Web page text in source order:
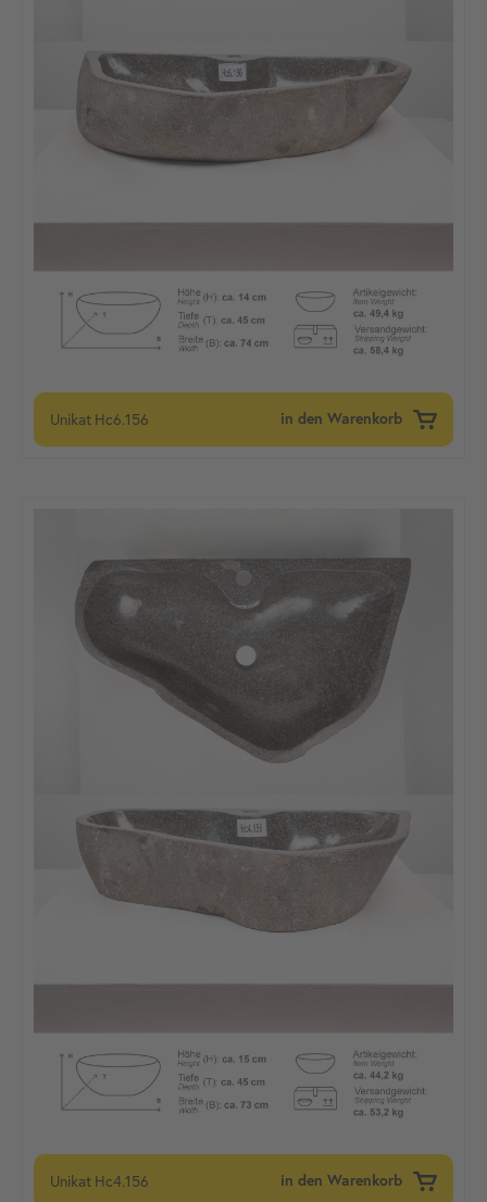
Unikat Hc6.156 in den Warenkorb
Unikat Hc4.156 in den Warenkorb